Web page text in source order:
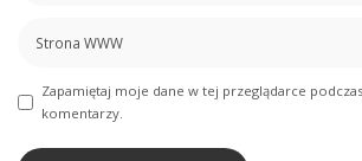
Zapamiętaj moje dane w tej przeglądarce
komentarzy.